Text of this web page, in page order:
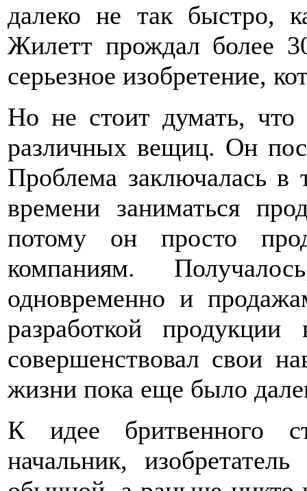
далеко не так быстро,
Жилетт прождал более
серьезное изобретение,
Но не стоит думать,
различных вещиц. Он
Проблема заключалась в
времени заниматься
потому он просто
компаниям.
одновременно и
разработкой
совершенствовал свои
жизни пока еще было
К идее бритвенного
начальник,